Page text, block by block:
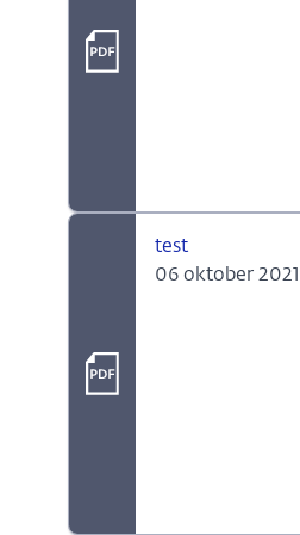
test
06 oktober 2021 |